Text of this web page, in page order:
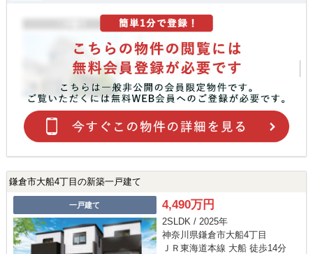
鎌倉市大船4丁目の新築一戸建て
一戸建て 4,490万円
2SLDK / 2025年
神奈川県鎌倉市大船4丁目
ＪＲ東海道本線 大船 徒歩14分